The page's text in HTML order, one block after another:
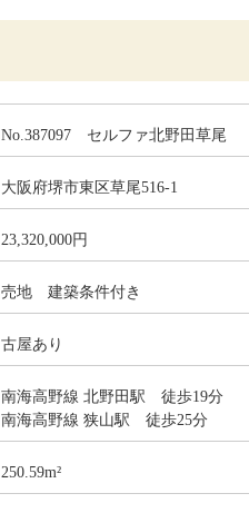
No.387097 セルファ北野田草尾
大阪府堺市東区草尾516-1
23,320,000円
売地 建築条件付き
古屋あり
南海高野線 北野田駅 徒歩19分
南海高野線 狭山駅 徒歩25分
250.59m²